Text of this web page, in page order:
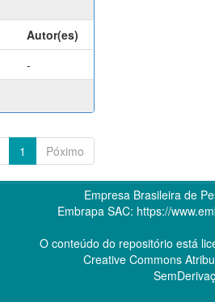
Autor(es)
-
1 Póximo
Empresa Brasileira de
Embrapa SAC: https://
O conteúdo do repositório está
Creative Commons